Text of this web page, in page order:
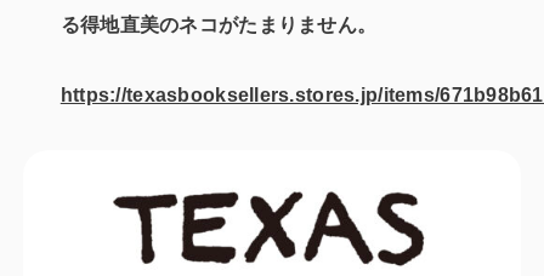
る得地直美のネコがたまりません。
https://texasbooksellers.stores.jp/items/